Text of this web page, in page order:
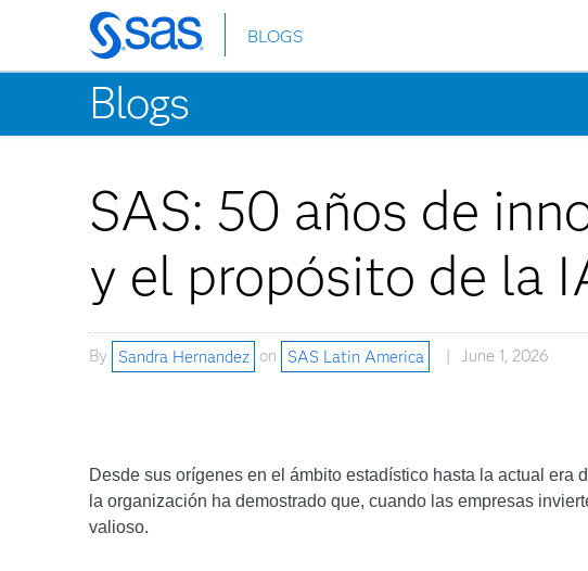
Skip
to
main
content
BLOGS
Blogs
SAS: 50 años de
y el propósito de la
By Sandra Hernandez on SAS Latin America June 1, 2026
Desde sus orígenes en el ámbito estadístico hasta la actual
la organización ha demostrado que, cuando las empresas
valioso.